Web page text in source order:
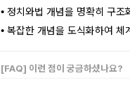
• 정치와법 개념을 명확히 구조
• 복잡한 개념을 도식화하여 체
[FAQ] 이런 점이 궁금하셨나요?